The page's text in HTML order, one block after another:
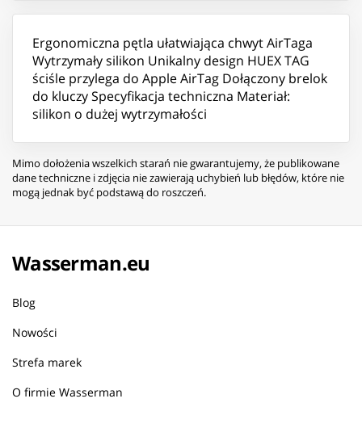
Ergonomiczna pętla ułatwiająca chwyt AirTaga
Wytrzymały silikon Unikalny design HUEX TAG
ściśle przylega do Apple AirTag Dołączony brelok
do kluczy Specyfikacja techniczna Materiał:
silikon o dużej wytrzymałości
Mimo dołożenia wszelkich starań nie gwarantujemy, że publikowane
dane techniczne i zdjęcia nie zawierają uchybień lub błędów, które nie
mogą jednak być podstawą do roszczeń.
Wasserman.eu
Blog
Nowości
Strefa marek
O firmie Wasserman